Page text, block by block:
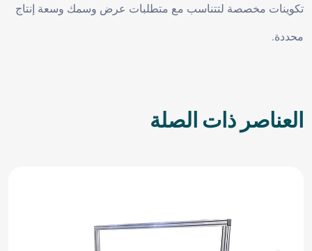
تكوينات مخصصة لتتناسب مع متطلبات عرض وسمك وسعة إنتاج
محددة.
العناصر ذات الصلة